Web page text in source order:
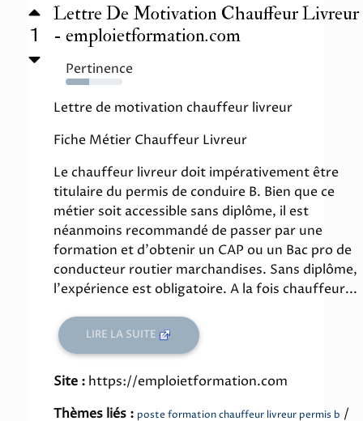
1
Lettre De Motivation Chauffeur Livreur
- emploietformation.com
Pertinence
41%
Lettre de motivation chauffeur livreur
Fiche Métier Chauffeur Livreur
Le chauffeur livreur doit impérativement être
titulaire du permis de conduire B. Bien que ce
métier soit accessible sans diplôme, il est
néanmoins recommandé de passer par une
formation et d'obtenir un CAP ou un Bac pro de
conducteur routier marchandises. Sans diplôme,
l'expérience est obligatoire. A la fois chauffeur...
LIRE LA SUITE
Site : https://emploietformation.com
Thèmes liés : poste formation chauffeur livreur permis b /